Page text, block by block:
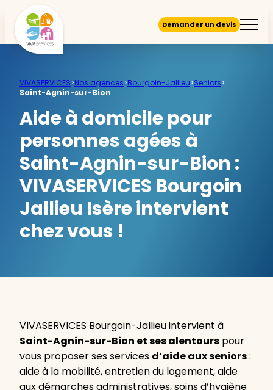
Demander un devis
VIVASERVICES>Nos agences>Bourgoin-Jallieu>Seniors>
Saint-Agnin-sur-Bion
Aide à domicile pour
personnes agées à
Saint-Agnin-sur-Bion :
VIVASERVICES Bourgoin
Jallieu Isère intervient
chez vous !
VIVASERVICES Bourgoin-Jallieu intervient à
Saint-Agnin-sur-Bion et ses alentours pour
vous proposer ses services d’aide aux seniors:
aide à la mobilité, entretien du logement, aide
aux démarches administratives, soins d’hygiène